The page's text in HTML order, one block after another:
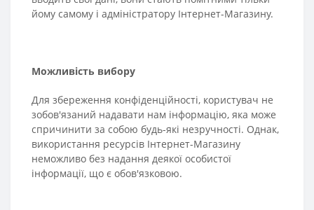
йому самому і адміністратору Інтернет-Магазину.
Можливість вибору
Для збереження конфіденційності, користувач не
зобов'язаний надавати нам інформацію, яка може
спричинити за собою будь-які незручності. Однак,
використання ресурсів Інтернет-Магазину
неможливо без надання деякої особистої
інформації, що є обов'язковою.